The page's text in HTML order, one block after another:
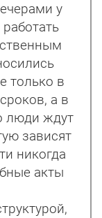
у
только в
а в
люди ждут
зависят
никогда
акты